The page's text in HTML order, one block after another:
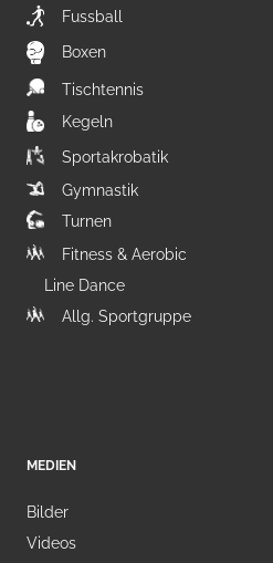
Fussball
Boxen
Tischtennis
Kegeln
Sportakrobatik
Gymnastik
Turnen
Fitness & Aerobic
Line Dance
Allg. Sportgruppe
MEDIEN
Bilder
Videos